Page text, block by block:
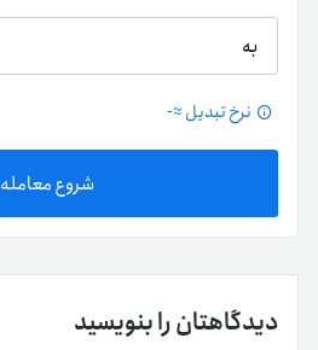
به
نرخ تبدیل ≈-
شروع معامله
دیدگاهتان را بنویسید